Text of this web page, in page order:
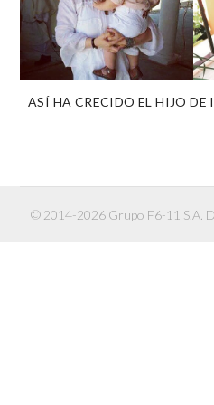
ASÍ HA CRECIDO EL HIJO
© 2014-2026 Grupo F6-11 S.A.